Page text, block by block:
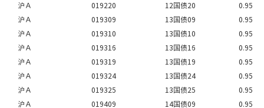
沪Ａ
019220 12国债20
0.95
沪Ａ
019309 13国债09
0.95
沪Ａ
019310 13国债10
0.95
沪Ａ
019316 13国债16
0.95
沪Ａ
019319 13国债19
0.95
沪Ａ
019324 13国债24
0.95
沪Ａ
019325 13国债25
0.95
沪Ａ
019409 14国债09
0.95